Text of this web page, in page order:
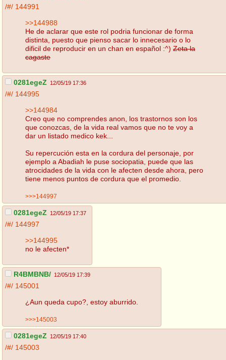
/#/ 144991
>>144988
He de aclarar que este rol podria funcionar de forma
distinta, puesto que pienso sacar lo innecesario o lo
dificil de reproducir en un chan en español :^) Zeta la
cagaste
0281egeZ 12/05/19 17:36
/#/ 144995
>>144984
Creo que no comprendes anon, los trastornos son los
que conozcas, de la vida real vamos que no te voy a
dar un listado medico kek...
Su repercución esta en la cordura del personaje, por
ejemplo a Abadiah le puse sociopatia, puede que las
atrocidades de la vida con le afecten desde ahora, pero
tiene menos puntos de cordura que el promedio.
>>>144997
0281egeZ 12/05/19 17:37
/#/ 144997
>>144995
no le afecten*
R4BMBNB/ 12/05/19 17:39
/#/ 145001
¿Aun queda cupo?, estoy aburrido.
>>>145003
0281egeZ 12/05/19 17:40
/#/ 145003